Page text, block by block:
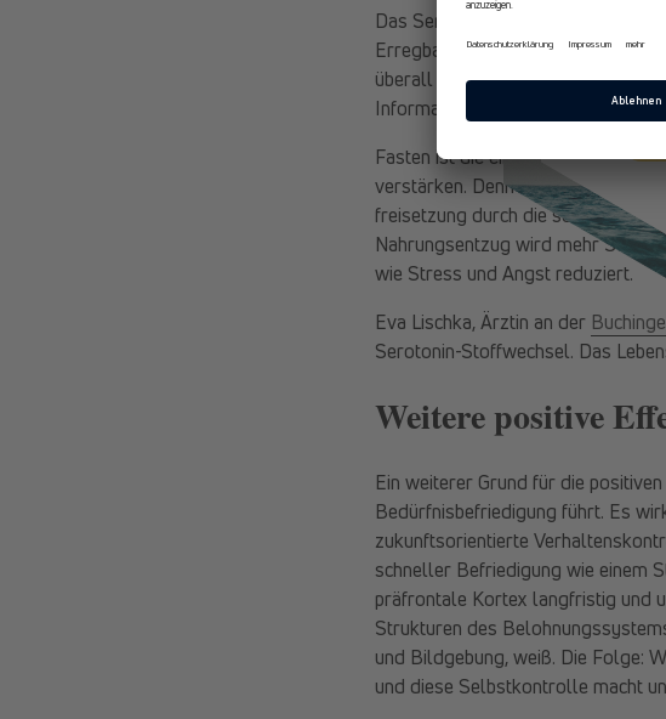
Das Serotonin, das drei bis fünf
Erregbarkeit aller
überall wirkenden
Informationsprozesse aus.
Fasten ist die einzig bekannte
verstärken. Denn durch die
freisetzung durch die
Nahrungsentzug wird mehr
wie Stress und Angst reduziert.
Eva Lischka, Ärztin an der
Serotonin-Stoffwechsel. Das
Weitere positive
Ein weiterer Grund für die
Bedürfnisbefriedigung führt. Es
zukunftsorientierte
schneller Befriedigung wie einem
präfrontale Kortex langfristig und
Strukturen des
und Bildgebung, weiß. Die Folge:
und diese Selbstkontrolle macht